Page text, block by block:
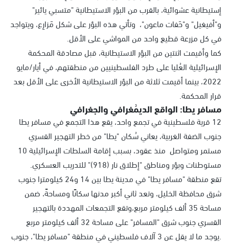
إستيطانية عشوائية، بالقرب من البؤر الاستيطانية "متسبي يائير"
و"أفيغيل" و"حَفات ماعون"، وتأتي هذه البؤر على شكل مَزارِع، ويتواجد
في كل مزرعة قطيع واحد من المواشي على الأقل.
كما وأقيمت اثنتين من البؤر الاستيطانية، قبل مصادقة المحكمة
الإسرائيلية العُليا على طرد الفلسطينيين من منطقتهم، في أيار/مايو
2022، بينما أقيمت ثلاثة من البؤر الاستيطانية الأخرى على الأقل بعد
قرار المحكمة.
مسافر يطا: الواقع الديمُغرافي والجغرافي
12 قرية فلسطينية في تجمع واحد، يقع هذا التجمع في مسافر يطا
جنوب الضفة الغربية، يعاني سُكان "يطا" من خطر التهجير القسري
مستمر ومتواصل منذ عقود، بسبب إقامة السلطات الإسرائيلية 10
مستوطنات وبؤر ومناطق "إطلاق نار (918)" للتدريب العسكري.
تقع منطقة "مسافر يطا" في مدينة يطا بين 14 و24 كيلومترا جنوب
شرق محافظة الخليل، وتعد ثاني أكبر مدنها سكانًا ومساحةً، ضمن
مساحة 35 ألف كيلومتر مربع،وتقع التجمعات المهددة بالتهجير
القسري جنوب شرق "المسافر" على مساحة 32 ألف كيلومتر مربع
.يوجد ما لا يقل عن 3 آلاف فلسطيني في منطقة "مسافر يطا"، جنوب